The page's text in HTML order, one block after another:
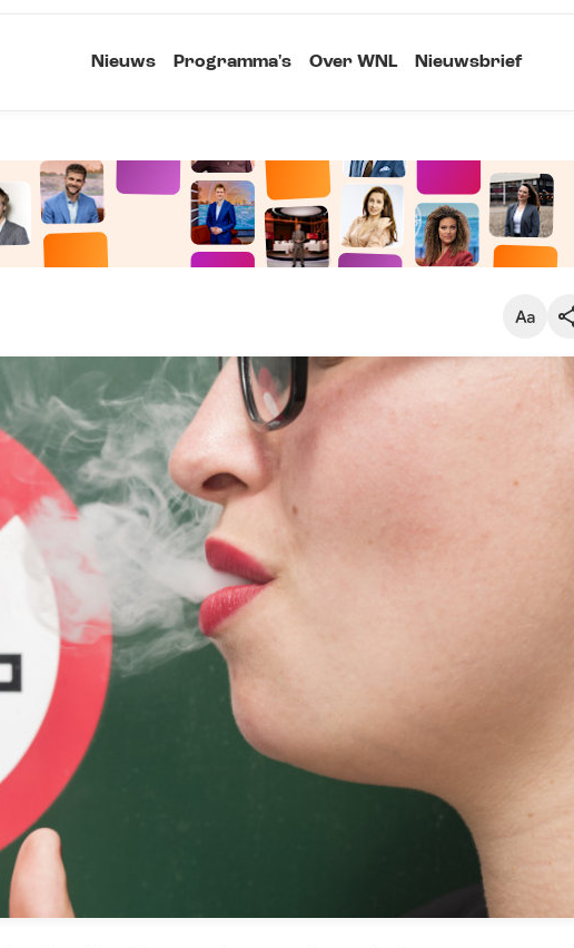
Nieuws Programma's Over WNL Nieuwsbrief